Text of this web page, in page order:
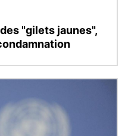
"gilets jaunes",